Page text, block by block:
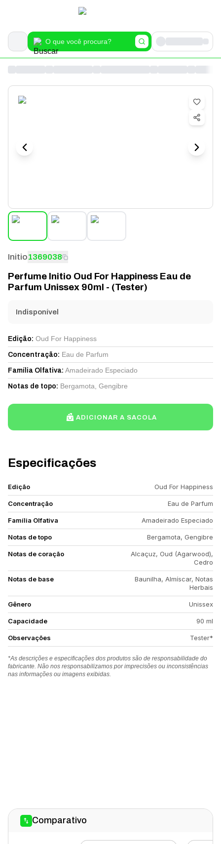
Especificações
Edição Oud For Happiness
Concentração Eau de Parfum
Família Olfativa Amadeirado Especiado
Notas de topo Bergamota, Gengibre
Notas de coração
Alcaçuz, Oud (Agarwood),
Cedro
Notas de base
Baunilha, Almíscar, Notas
Herbais
Gênero Unissex
Capacidade 90 ml
Observações Tester*
*As descrições e especificações dos produtos são de responsabilidade do
fabricante. Não nos responsabilizamos por imprecisões ou inconsistências
nas informações ou imagens exibidas.
Initio1369038
Perfume Initio Oud For Happiness Eau de
Parfum Unissex 90ml - (Tester)
Indisponível
Edição: Oud For Happiness
Concentração: Eau de Parfum
Família Olfativa: Amadeirado Especiado
Notas de topo: Bergamota, Gengibre
ADICIONAR A SACOLA
Comparativo